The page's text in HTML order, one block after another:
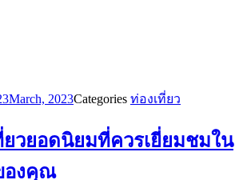
March, 2023Categories ท่องเที่ยว
วยอดนิยมที่ควรเยี่ยมชมใน
องคุณ